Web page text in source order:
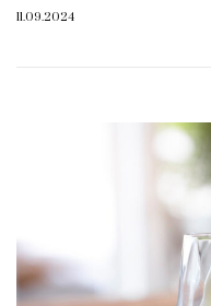
11.09.2024